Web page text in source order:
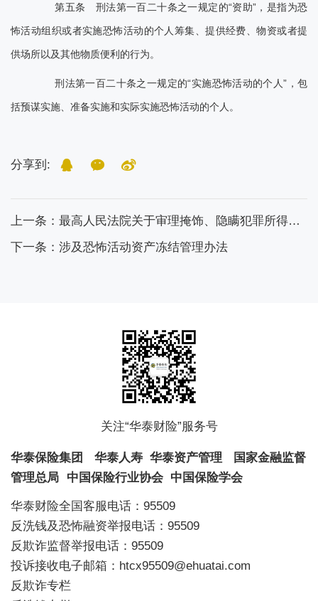
第五条 刑法第一百二十条之一规定的“资助”，是指为恐
怖活动组织或者实施恐怖活动的个人筹集、提供经费、物资或者提
供场所以及其他物质便利的行为。
刑法第一百二十条之一规定的“实施恐怖活动的个人”，包
括预谋实施、准备实施和实际实施恐怖活动的个人。
分享到:
上一条：最高人民法院关于审理掩饰、隐瞒犯罪所得、犯罪所得收益刑事案件适用法律若干问题的解释
下一条：涉及恐怖活动资产冻结管理办法
关注“华泰财险”服务号
华泰保险集团 华泰人寿 华泰资产管理
国家金融监督
管理总局
中国保险行业协会 中国保险学会
华泰财险全国客服电话：95509
反洗钱及恐怖融资举报电话：95509
反欺诈监督举报电话：95509
投诉接收电子邮箱：htcx95509@ehuatai.com
反欺诈专栏